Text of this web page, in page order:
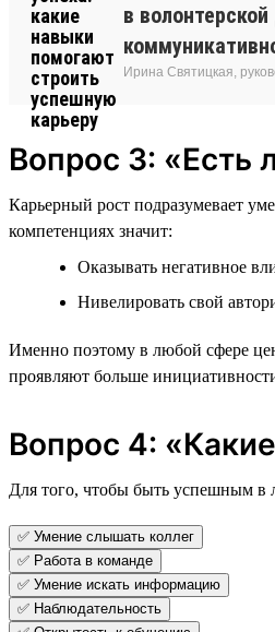
в
Ирина Святицкая,
Вопрос 3: «Есть
Карьерный рост подразумевает
компетенциях значит:
Оказывать негативное
Нивелировать свой
Именно поэтому в любой сфере
проявляют больше
Вопрос 4:
Для того, чтобы быть успешным в
✅ Умение слышать коллег
✅ Работа в команде
✅ Умение искать информацию
✅ Наблюдательность